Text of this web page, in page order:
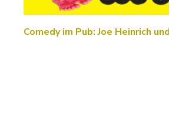
Comedy im Pub: Joe Heinrich